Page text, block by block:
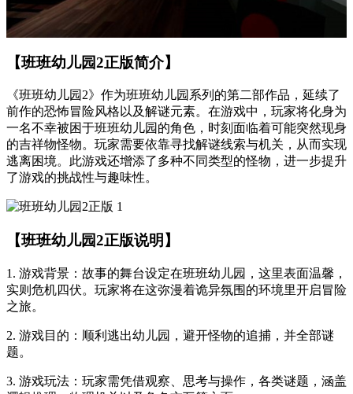
【班班幼儿园2正版简介】
《班班幼儿园2》作为班班幼儿园系列的第二部作品，延续了
前作的恐怖冒险风格以及解谜元素。在游戏中，玩家将化身为
一名不幸被困于班班幼儿园的角色，时刻面临着可能突然现身
的吉祥物怪物。玩家需要依靠寻找解谜线索与机关，从而实现
逃离困境。此游戏还增添了多种不同类型的怪物，进一步提升
了游戏的挑战性与趣味性。
【班班幼儿园2正版说明】
1. 游戏背景：故事的舞台设定在班班幼儿园，这里表面温馨，
实则危机四伏。玩家将在这弥漫着诡异氛围的环境里开启冒险
之旅。
2. 游戏目的：顺利逃出幼儿园，避开怪物的追捕，并全部谜
题。
3. 游戏玩法：玩家需凭借观察、思考与操作，各类谜题，涵盖